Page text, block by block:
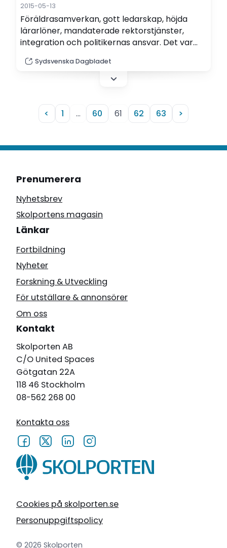
2015-05-13
Föräldrasamverkan, gott ledarskap, höjda
lärarlöner, mandaterade rektorstjänster,
integration och politikernas ansvar. Det var
skoldebatten i Tegelhuset på Rosengård på
Sydsvenska Dagbladet
< 1 … 60 61 62 63 >
Cookies på skolporten.se
Personuppgiftspolicy
© 2026 Skolporten
Prenumerera
Nyhetsbrev
Skolportens magasin
Länkar
Fortbildning
Nyheter
Forskning & Utveckling
För utställare & annonsörer
Om oss
Kontakt
Skolporten AB
C/O United Spaces
Götgatan 22A
118 46 Stockholm
08-562 268 00
Kontakta oss